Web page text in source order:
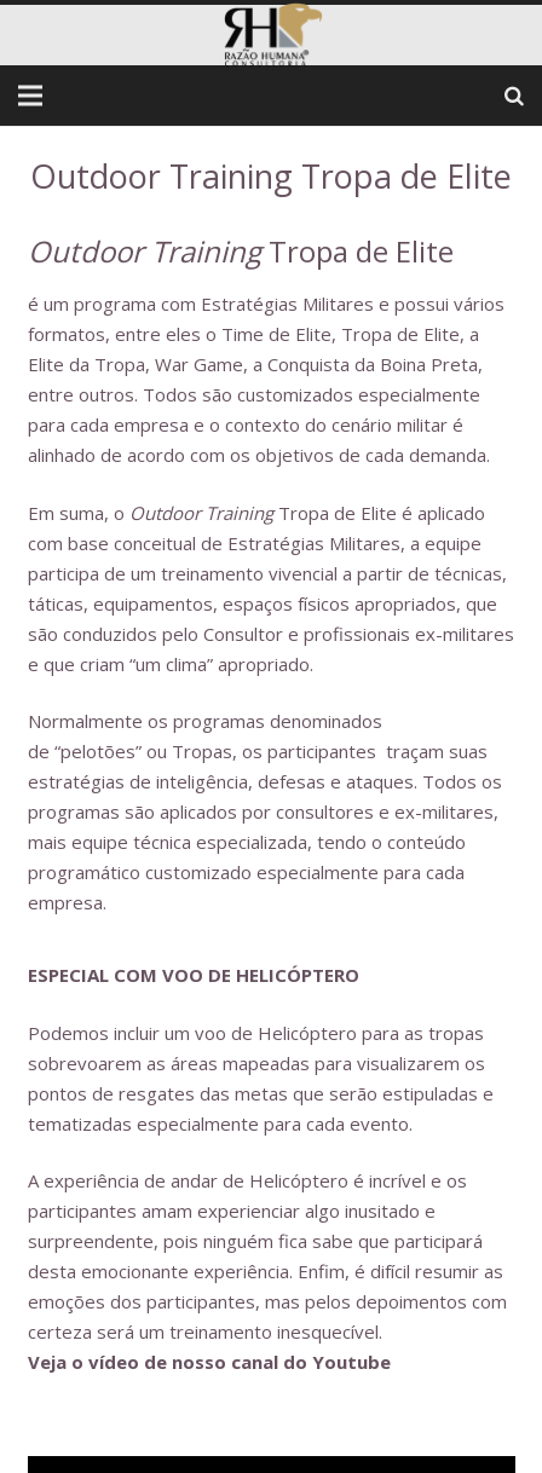
Outdoor Training Tropa de Elite
Outdoor TrainingTropa de Elite
é um programa com Estratégias Militares e possui vários
formatos, entre eles o Time de Elite, Tropa de Elite, a
Elite da Tropa, War Game, a Conquista da Boina Preta,
entre outros. Todos são customizados especialmente
para cada empresa e o contexto do cenário militar é
alinhado de acordo com os objetivos de cada demanda.
Em suma, o Outdoor TrainingTropa de Elite é aplicado
com base conceitual de Estratégias Militares, a equipe
participa de um treinamento vivencial a partir de técnicas,
táticas, equipamentos, espaços físicos apropriados, que
são conduzidos pelo Consultor e profissionais ex-militares
e que criam “um clima” apropriado.
Normalmente os programas denominados
de “pelotões” ou Tropas, os participantes traçam suas
estratégias de inteligência, defesas e ataques. Todos os
programas são aplicados por consultores e ex-militares,
mais equipe técnica especializada, tendo o conteúdo
programático customizado especialmente para cada
empresa.
ESPECIAL COM VOO DE HELICÓPTERO
Podemos incluir um voo de Helicóptero para as tropas
sobrevoarem as áreas mapeadas para visualizarem os
pontos de resgates das metas que serão estipuladas e
tematizadas especialmente para cada evento.
A experiência de andar de Helicóptero é incrível e os
participantes amam experienciar algo inusitado e
surpreendente, pois ninguém fica sabe que participará
desta emocionante experiência. Enfim, é difícil resumir as
emoções dos participantes, mas pelos depoimentos com
certeza será um treinamento inesquecível.
Veja o vídeo de nosso canal do Youtube